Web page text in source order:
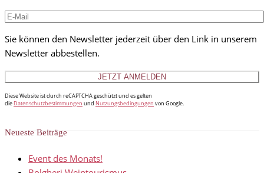
Sie können den Newsletter jederzeit über den Link in unserem
Newsletter abbestellen.
Diese Website ist durch reCAPTCHA geschützt und es gelten
die Datenschutzbestimmungen und Nutzungsbedingungen von Google.
Neueste Beiträge
Event des Monats!